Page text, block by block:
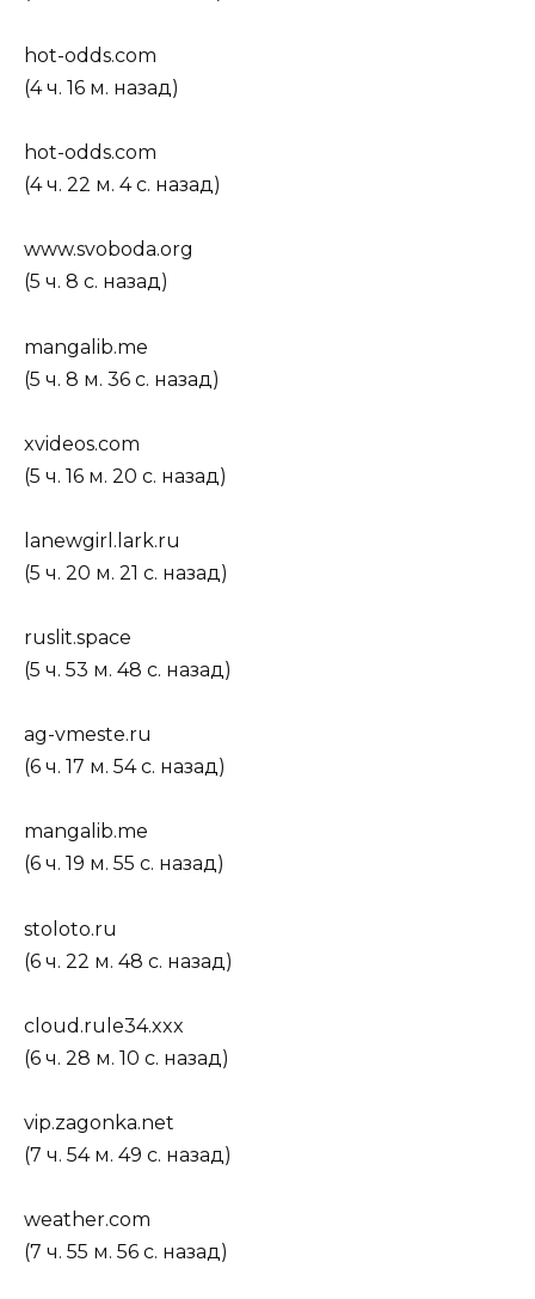
hot-odds.com
(4 ч. 16 м. назад)
hot-odds.com
(4 ч. 22 м. 4 с. назад)
www.svoboda.org
(5 ч. 8 с. назад)
mangalib.me
(5 ч. 8 м. 36 с. назад)
xvideos.com
(5 ч. 16 м. 20 с. назад)
lanewgirl.lark.ru
(5 ч. 20 м. 21 с. назад)
ruslit.space
(5 ч. 53 м. 48 с. назад)
ag-vmeste.ru
(6 ч. 17 м. 54 с. назад)
mangalib.me
(6 ч. 19 м. 55 с. назад)
stoloto.ru
(6 ч. 22 м. 48 с. назад)
cloud.rule34.xxx
(6 ч. 28 м. 10 с. назад)
vip.zagonka.net
(7 ч. 54 м. 49 с. назад)
weather.com
(7 ч. 55 м. 56 с. назад)